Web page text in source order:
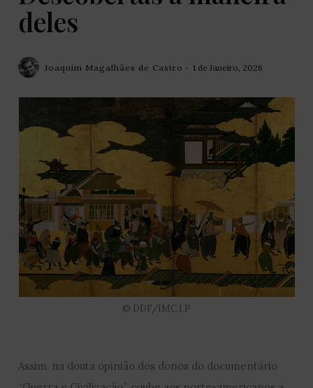
deles
Joaquim Magalhães de Castro 1 de Janeiro, 2026
© DDF/IMC,I.P
Assim, na douta opinião dos donos do documentário